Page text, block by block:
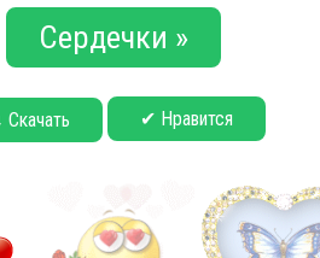
Сердечки »
Скачать ✔ Нравится